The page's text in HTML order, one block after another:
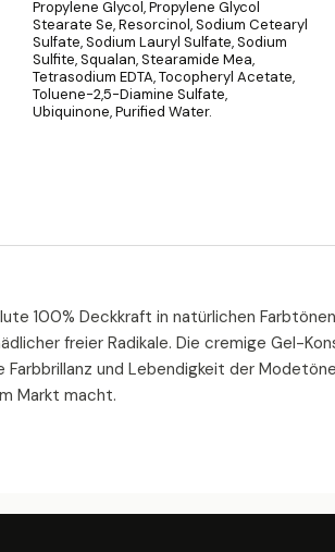
Propylene Glycol, Propylene Glycol
Stearate Se, Resorcinol, Sodium Cetearyl
Sulfate, Sodium Lauryl Sulfate, Sodium
Sulfite, Squalan, Stearamide Mea,
Tetrasodium EDTA, Tocopheryl Acetate,
Toluene-2,5-Diamine Sulfate,
Ubiquinone, Purified Water.
100% Deckkraft in natürlichen
freier Radikale. Die cremige Gel-
und Lebendigkeit der
Markt macht.